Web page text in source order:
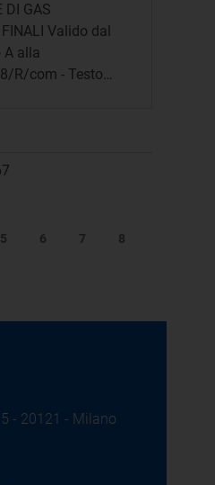
DI GAS
FINALI Valido dal
A alla
R/com - Testo…
5 6 7 8
- 20121 - Milano